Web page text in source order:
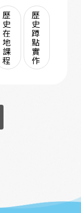
歷
史
在
地
課
程
歷
史
蹲
點
實
作